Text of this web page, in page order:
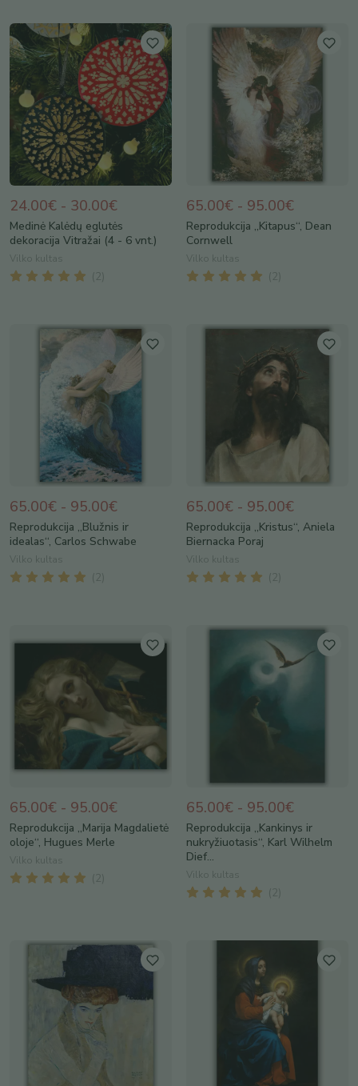
24.00€ - 30.00€
Medinė Kalėdų eglutės
dekoracija Vitražai (4 - 6 vnt.)
Vilko kultas
( 2
65.00€ - 95.00€
Reprodukcija „Kitapus“, Dean
Cornwell
Vilko kultas
( 2
65.00€ - 95.00€
Reprodukcija „Blužnis ir
idealas“, Carlos Schwabe
Vilko kultas
( 2
65.00€ - 95.00€
Reprodukcija „Kristus“, Aniela
Biernacka Poraj
Vilko kultas
( 2
65.00€ - 95.00€
Reprodukcija „Marija Magdalietė
oloje“, Hugues Merle
Vilko kultas
( 2
65.00€ - 95.00€
Reprodukcija „Kankinys ir
nukryžiuotasis“, Karl Wilhelm
Dief...
Vilko kultas
( 2